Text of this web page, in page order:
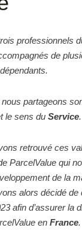
professionnels
de
partageons
le sens du Service.
retrouvé ces
ParcelValue qui
de la
alors décidé de
afin d’assurer la
en France.